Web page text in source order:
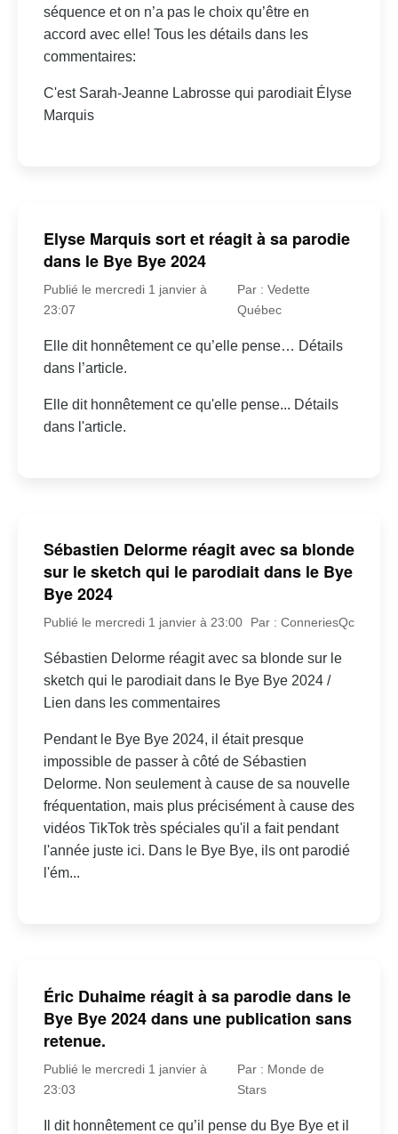
séquence et on n’a pas le choix qu’être en
accord avec elle! Tous les détails dans les
commentaires:
C'est Sarah-Jeanne Labrosse qui parodiait Élyse
Marquis
Elyse Marquis sort et réagit à sa parodie
dans le Bye Bye 2024
Publié le mercredi 1 janvier à
23:07
Par : Vedette
Québec
Elle dit honnêtement ce qu’elle pense… Détails
dans l’article.
Elle dit honnêtement ce qu'elle pense... Détails
dans l'article.
Sébastien Delorme réagit avec sa blonde
sur le sketch qui le parodiait dans le Bye
Bye 2024
Publié le mercredi 1 janvier à 23:00 Par : ConneriesQc
Sébastien Delorme réagit avec sa blonde sur le
sketch qui le parodiait dans le Bye Bye 2024 /
Lien dans les commentaires
Pendant le Bye Bye 2024, il était presque
impossible de passer à côté de Sébastien
Delorme. Non seulement à cause de sa nouvelle
fréquentation, mais plus précisément à cause des
vidéos TikTok très spéciales qu'il a fait pendant
l'année juste ici. Dans le Bye Bye, ils ont parodié
l'ém...
Éric Duhaime réagit à sa parodie dans le
Bye Bye 2024 dans une publication sans
retenue.
Publié le mercredi 1 janvier à
23:03
Par : Monde de
Stars
Il dit honnêtement ce qu’il pense du Bye Bye et il